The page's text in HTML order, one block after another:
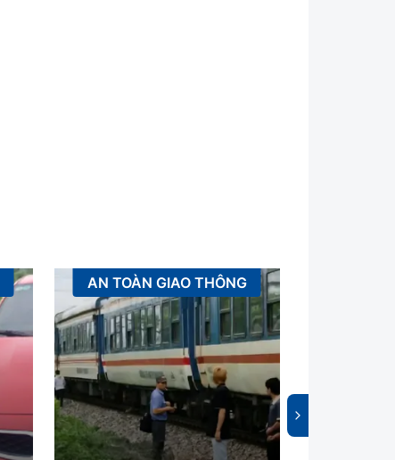
AN TOÀN GIAO THÔNG